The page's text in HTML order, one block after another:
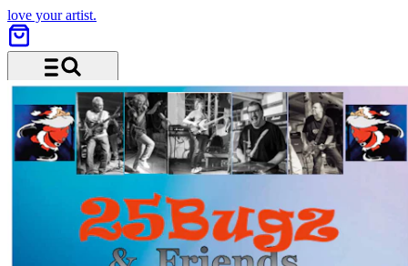
love your artist.
Menu and search